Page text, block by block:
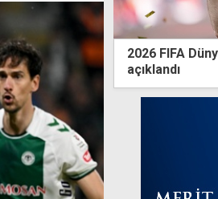
2026 FIFA
açıklandı